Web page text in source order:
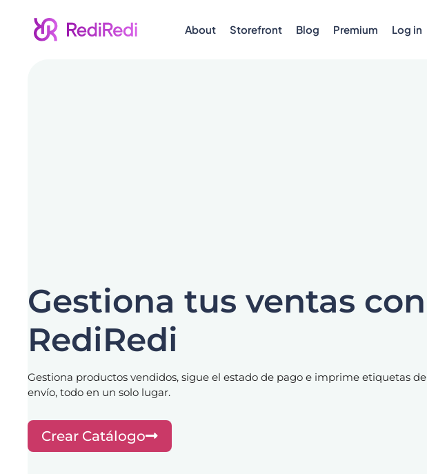
About Storefront Blog Premium Log in
Gestiona tus ventas con
RediRedi​
Gestiona productos vendidos, sigue el estado de pago e imprime etiquetas de
envío, todo en un solo lugar.
Crear Catálogo